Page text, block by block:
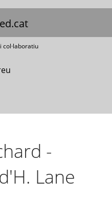
col·laboratiu
-
Lane